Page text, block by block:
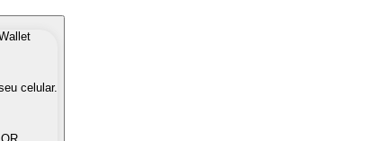
interesse de forma rápida e segura.
em moeda fiduciária quando precisar.
celular.